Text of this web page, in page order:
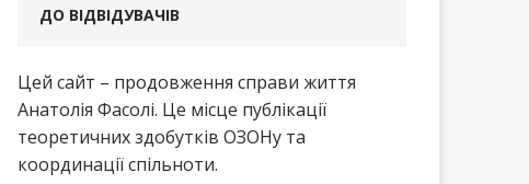
ДО ВІДВІДУВАЧІВ
Цей сайт – продовження справи життя
Анатолія Фасолі. Це місце публікації
теоретичних здобутків ОЗОНу та
координації спільноти.